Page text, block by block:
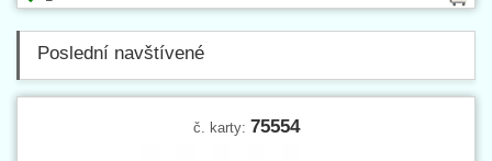
Poslední navštívené
č. karty: 75554